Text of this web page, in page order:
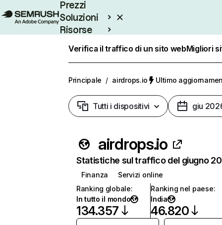
Prezzi
Soluzioni
Risorse
Verifica il traffico di un sito webMigliori
Principale / airdrops.io Ultimo
Tutti i dispositivi giu
airdrops.io
Statistiche sul traffico del giugno
Finanza
Servizi online
Ranking globale:
In tutto il mondo
134.357
Ranking nel paese:
India
46.820